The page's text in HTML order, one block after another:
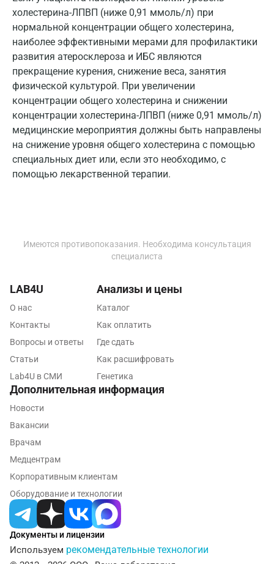
холестерина-ЛПВП (ниже 0,91 ммоль/л) при
нормальной концентрации общего холестерина,
наиболее эффективными мерами для профилактики
развития атеросклероза и ИБС являются
прекращение курения, снижение веса, занятия
физической культурой. При увеличении
концентрации общего холестерина и снижении
концентрации холестерина-ЛПВП (ниже 0,91 ммоль/л)
медицинские мероприятия должны быть направлены
на снижение уровня общего холестерина с помощью
специальных диет или, если это необходимо, с
помощью лекарственной терапии.
Ногинск
Обнинск
Одинцово
Омск
Орел
Оренбург
Орехово-Зуево
Павловский посад
Петрозаводск
Пушкин
Пушкино
Раменское
Рыбинск
Рязань
Самара
Саратов
Сергиев Посад
Имеются противопоказания. Необходима консультация
специалиста
Документы и лицензии
Используем рекомендательные технологии
LAB4U
О нас
Контакты
Вопросы и ответы
Статьи
Lab4U в СМИ
Анализы и цены
Каталог
Как оплатить
Где сдать
Как расшифровать
Генетика
Дополнительная информация
Новости
Вакансии
Врачам
Медцентрам
Корпоративным клиентам
Оборудование и технологии